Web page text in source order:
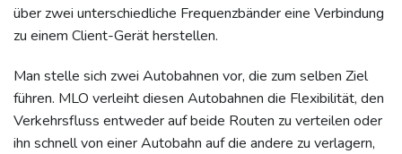
über zwei unterschiedliche Frequenzbänder eine Verbindung
zu einem Client-Gerät herstellen.
Man stelle sich zwei Autobahnen vor, die zum selben Ziel
führen. MLO verleiht diesen Autobahnen die Flexibilität, den
Verkehrsfluss entweder auf beide Routen zu verteilen oder
ihn schnell von einer Autobahn auf die andere zu verlagern,